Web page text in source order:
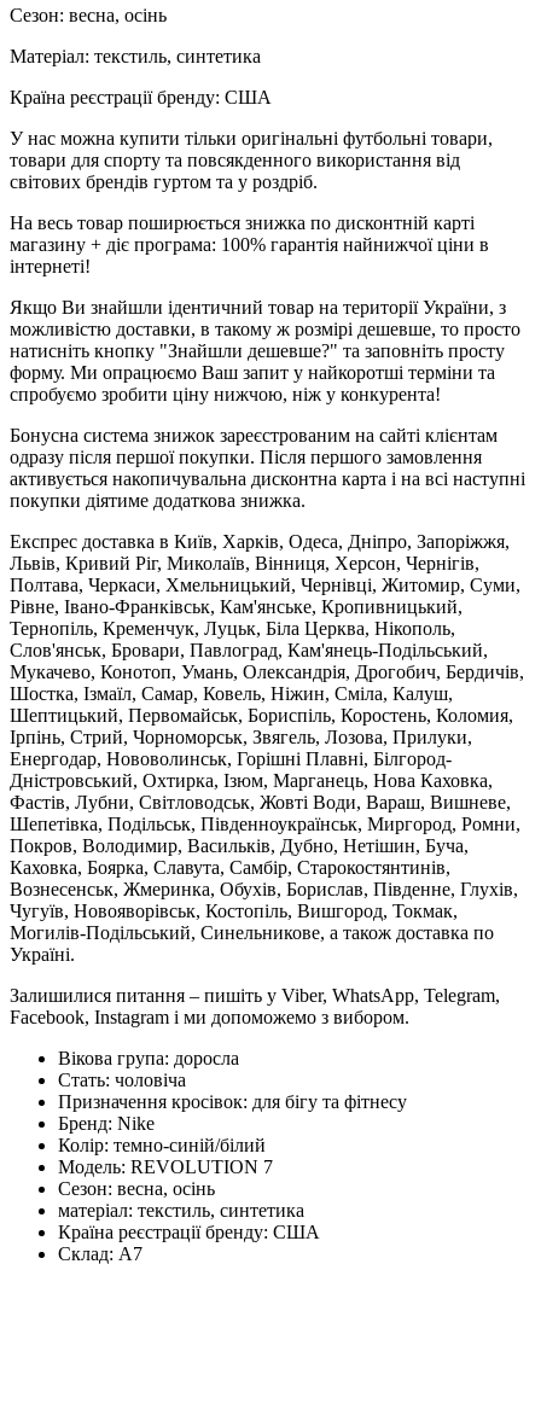
Сезон: весна, осінь
Матеріал: текстиль, синтетика
Країна реєстрації бренду: США
У нас можна купити тільки оригінальні футбольні товари,
товари для спорту та повсякденного використання від
світових брендів гуртом та у роздріб.
На весь товар поширюється знижка по дисконтній карті
магазину + діє програма: 100% гарантія найнижчої ціни в
інтернеті!
Якщо Ви знайшли ідентичний товар на території України, з
можливістю доставки, в такому ж розмірі дешевше, то просто
натисніть кнопку "Знайшли дешевше?" та заповніть просту
форму. Ми опрацюємо Ваш запит у найкоротші терміни та
спробуємо зробити ціну нижчою, ніж у конкурента!
Бонусна система знижок зареєстрованим на сайті клієнтам
одразу після першої покупки. Після першого замовлення
активується накопичувальна дисконтна карта і на всі наступні
покупки діятиме додаткова знижка.
Експрес доставка в Київ, Харків, Одеса, Дніпро, Запоріжжя,
Львів, Кривий Ріг, Миколаїв, Вінниця, Херсон, Чернігів,
Полтава, Черкаси, Хмельницький, Чернівці, Житомир, Суми,
Рівне, Івано-Франківськ, Кам'янське, Кропивницький,
Тернопіль, Кременчук, Луцьк, Біла Церква, Нікополь,
Слов'янськ, Бровари, Павлоград, Кам'янець-Подільський,
Мукачево, Конотоп, Умань, Олександрія, Дрогобич, Бердичів,
Шостка, Ізмаїл, Самар, Ковель, Ніжин, Сміла, Калуш,
Шептицький, Первомайськ, Бориспіль, Коростень, Коломия,
Ірпінь, Стрий, Чорноморськ, Звягель, Лозова, Прилуки,
Енергодар, Нововолинськ, Горішні Плавні, Білгород-
Дністровський, Охтирка, Ізюм, Марганець, Нова Каховка,
Фастів, Лубни, Світловодськ, Жовті Води, Вараш, Вишневе,
Шепетівка, Подільськ, Південноукраїнськ, Миргород, Ромни,
Покров, Володимир, Васильків, Дубно, Нетішин, Буча,
Каховка, Боярка, Славута, Самбір, Старокостянтинів,
Вознесенськ, Жмеринка, Обухів, Борислав, Південне, Глухів,
Чугуїв, Новояворівськ, Костопіль, Вишгород, Токмак,
Могилів-Подільський, Синельникове, а також доставка по
Україні.
Залишилися питання – пишіть у Viber, WhatsApp, Telegram,
Facebook, Instagram і ми допоможемо з вибором.
Вікова група: доросла
Стать: чоловіча
Призначення кросівок: для бігу та фітнесу
Бренд: Nike
Колір: темно-синій/білий
Модель: REVOLUTION 7
Сезон: весна, осінь
матеріал: текстиль, синтетика
Країна реєстрації бренду: США
Склад: А7